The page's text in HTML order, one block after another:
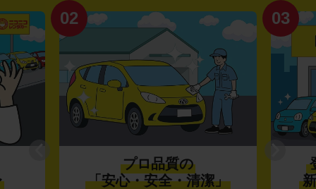
02
プロ品質の
「安心・安全・清潔」
03